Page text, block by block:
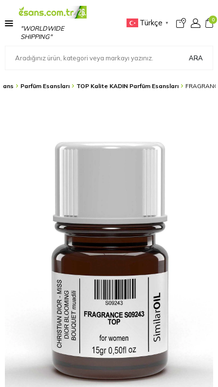
"WORLDWIDE
SHIPPING"
Türkçe ▼
0
ARA
Parfüm Esansları TOP Kalite KADIN Parfüm Esansları